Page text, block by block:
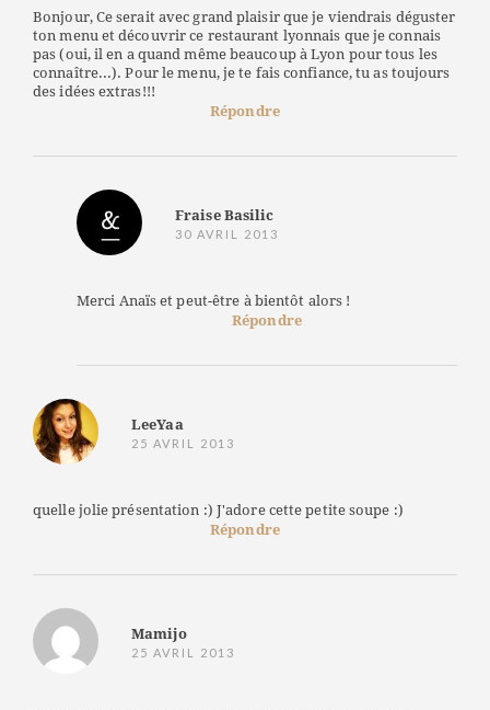
Bonjour, Ce serait avec grand plaisir que je viendrais déguster
ton menu et découvrir ce restaurant lyonnais que je connais
pas (oui, il en a quand même beaucoup à Lyon pour tous les
connaître...). Pour le menu, je te fais confiance, tu as toujours
des idées extras!!!
Répondre
Fraise Basilic
30 AVRIL 2013
Merci Anaïs et peut-être à bientôt alors !
Répondre
LeeYaa
25 AVRIL 2013
quelle jolie présentation :) J'adore cette petite soupe :)
Répondre
Mamijo
25 AVRIL 2013